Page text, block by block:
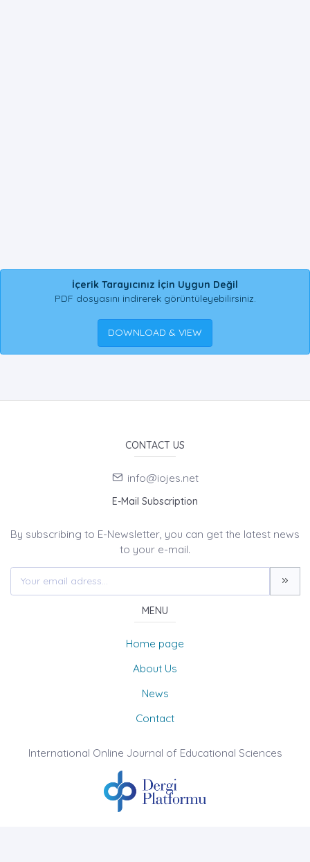
İçerik Tarayıcınız İçin Uygun Değil
PDF dosyasını indirerek görüntüleyebilirsiniz.
DOWNLOAD & VIEW
CONTACT US
info@iojes.net
E-Mail Subscription
By subscribing to E-Newsletter, you can get the latest news
to your e-mail.
MENU
Home page
About Us
News
Contact
International Online Journal of Educational Sciences